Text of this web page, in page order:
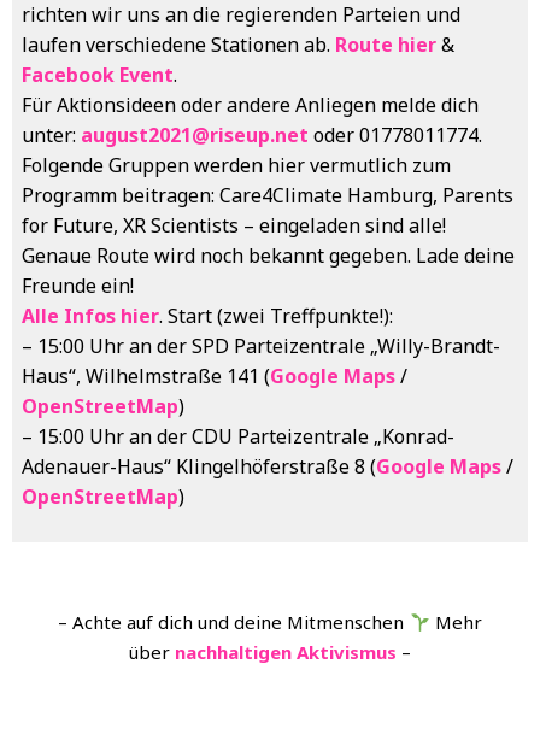
richten wir uns an die regierenden Parteien und
laufen verschiedene Stationen ab. Route hier&
Facebook Event.
Für Aktionsideen oder andere Anliegen melde dich
unter: august2021@riseup.net oder 01778011774.
Folgende Gruppen werden hier vermutlich zum
Programm beitragen: Care4Climate Hamburg, Parents
for Future, XR Scientists – eingeladen sind alle!
Genaue Route wird noch bekannt gegeben. Lade deine
Freunde ein!
Alle Infos hier. Start (zwei Treffpunkte!):
– 15:00 Uhr an der SPD Parteizentrale „Willy-Brandt-
Haus“, Wilhelmstraße 141 (Google Maps/
OpenStreetMap)
– 15:00 Uhr an der CDU Parteizentrale „Konrad-
Adenauer-Haus“ Klingelhöferstraße 8 (Google Maps/
OpenStreetMap)
– Achte auf dich und deine Mitmenschen
Mehr
über nachhaltigen Aktivismus –